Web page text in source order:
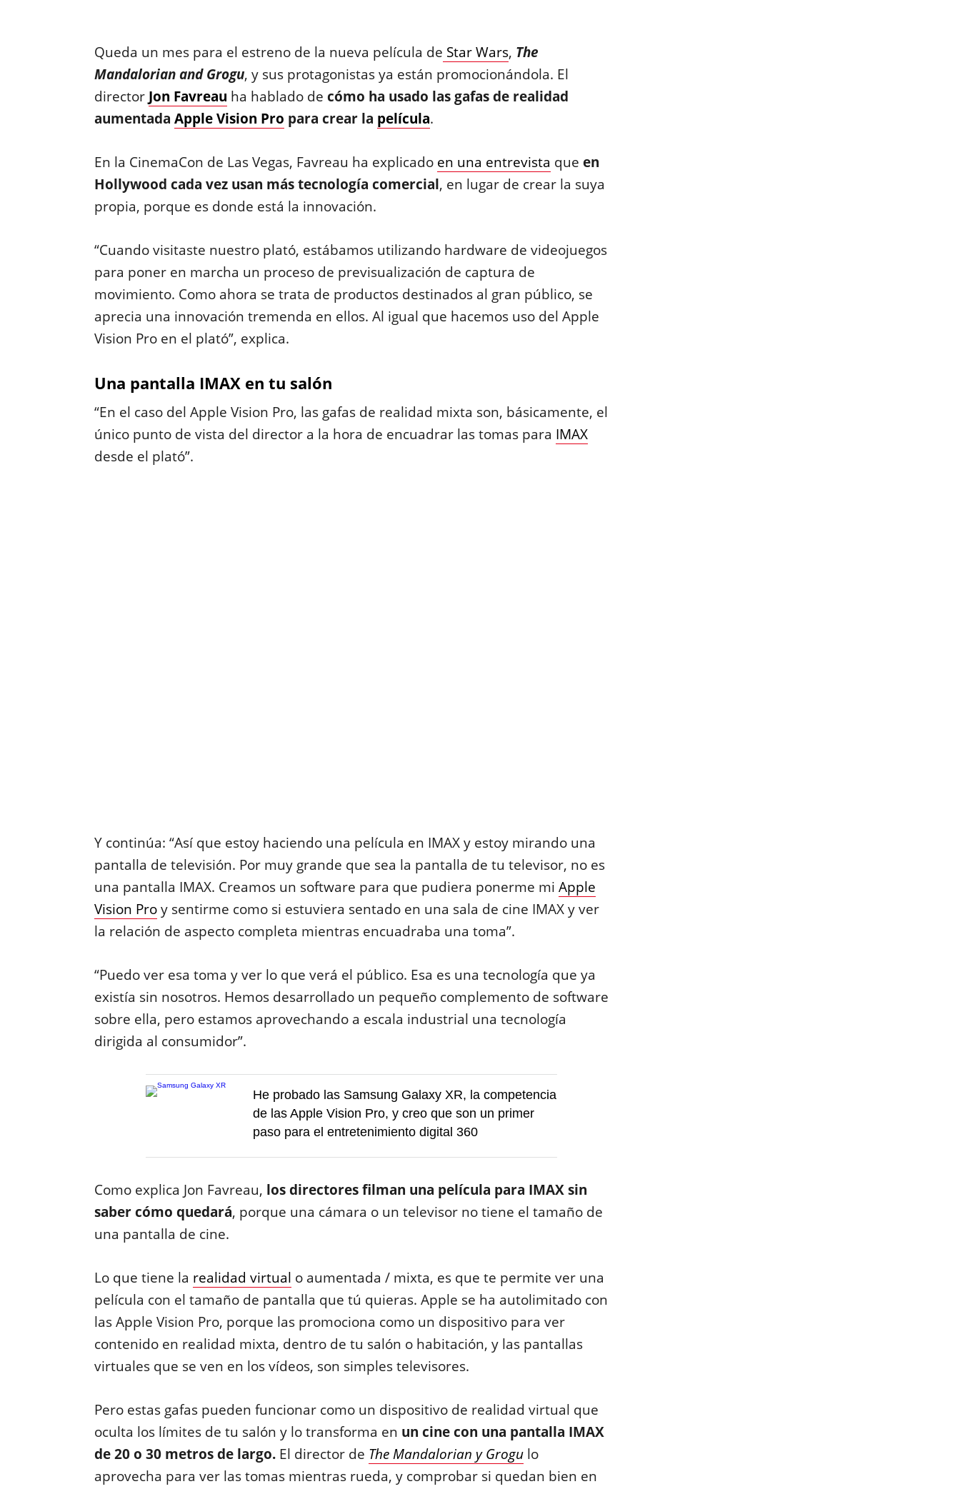
Queda un mes para el estreno de la nueva película de Star Wars, The
Mandalorian and Grogu, y sus protagonistas ya están promocionándola. El
director Jon Favreau ha hablado de cómo ha usado las gafas de realidad
aumentada Apple Vision Pro para crear la película.
En la CinemaCon de Las Vegas, Favreau ha explicado en una entrevista que en
Hollywood cada vez usan más tecnología comercial, en lugar de crear la suya
propia, porque es donde está la innovación.
“Cuando visitaste nuestro plató, estábamos utilizando hardware de videojuegos
para poner en marcha un proceso de previsualización de captura de
movimiento. Como ahora se trata de productos destinados al gran público, se
aprecia una innovación tremenda en ellos. Al igual que hacemos uso del Apple
Vision Pro en el plató”, explica.
Una pantalla IMAX en tu salón
“En el caso del Apple Vision Pro, las gafas de realidad mixta son, básicamente, el
único punto de vista del director a la hora de encuadrar las tomas para IMAX
desde el plató”.
Y continúa: “Así que estoy haciendo una película en IMAX y estoy mirando una
pantalla de televisión. Por muy grande que sea la pantalla de tu televisor, no es
una pantalla IMAX. Creamos un software para que pudiera ponerme mi Apple
Vision Proy sentirme como si estuviera sentado en una sala de cine IMAX y ver
la relación de aspecto completa mientras encuadraba una toma”.
“Puedo ver esa toma y ver lo que verá el público. Esa es una tecnología que ya
existía sin nosotros. Hemos desarrollado un pequeño complemento de software
sobre ella, pero estamos aprovechando a escala industrial una tecnología
dirigida al consumidor”.
He probado las Samsung Galaxy XR, la competencia
de las Apple Vision Pro, y creo que son un primer
paso para el entretenimiento digital 360
Como explica Jon Favreau, los directores filman una película para IMAX sin
saber cómo quedará, porque una cámara o un televisor no tiene el tamaño de
una pantalla de cine.
Lo que tiene la realidad virtual o aumentada / mixta, es que te permite ver una
película con el tamaño de pantalla que tú quieras. Apple se ha autolimitado con
las Apple Vision Pro, porque las promociona como un dispositivo para ver
contenido en realidad mixta, dentro de tu salón o habitación, y las pantallas
virtuales que se ven en los vídeos, son simples televisores.
Pero estas gafas pueden funcionar como un dispositivo de realidad virtual que
oculta los límites de tu salón y lo transforma en un cine con una pantalla IMAX
de 20 o 30 metros de largo.El director de The Mandalorian y Grogulo
aprovecha para ver las tomas mientras rueda, y comprobar si quedan bien en